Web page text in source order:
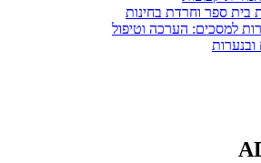
בית ספר וחרדת בחינות
למסכים: הערכה וטיפול
ובנערות